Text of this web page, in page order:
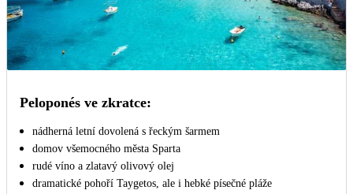
Peloponés ve zkratce:
nádherná letní dovolená s řeckým šarmem
domov všemocného města Sparta
rudé víno a zlatavý olivový olej
dramatické pohoří Taygetos, ale i hebké písečné pláže